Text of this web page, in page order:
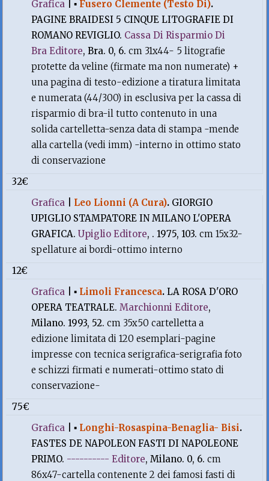
Grafica |▪ Fusero Clemente (Testo Di).
PAGINE BRAIDESI 5 CINQUE LITOGRAFIE DI
ROMANO REVIGLIO. Cassa Di Risparmio Di
Bra Editore, Bra. 0, 6.cm 31x44- 5 litografie
protette da veline (firmate ma non numerate) +
una pagina di testo-edizione a tiratura limitata
e numerata (44/300) in esclusiva per la cassa di
risparmio di bra-il tutto contenuto in una
solida cartelletta-senza data di stampa -mende
alla cartella (vedi imm) -interno in ottimo stato
di conservazione
32€
Grafica
Leo Lionni (A Cura). GIORGIO
UPIGLIO STAMPATORE IN MILANO L'OPERA
GRAFICA.Upiglio Editore, . 1975, 103.cm 15x32-
spellature ai bordi-ottimo interno
12€
Grafica |▪ Limoli Francesca.LA ROSA D'ORO
OPERA TEATRALE.Marchionni Editore,
Milano. 1993, 52.cm 35x50 cartelletta a
edizione limitata di 120 esemplari-pagine
impresse con tecnica serigrafica-serigrafia foto
e schizzi firmati e numerati-ottimo stato di
conservazione-
75€
Grafica |▪ Longhi-Rosaspina-Benaglia- Bisi.
FASTES DE NAPOLEON FASTI DI NAPOLEONE
PRIMO. ---------- Editore, Milano. 0, 6.cm
86x47-cartella contenente 2 dei famosi fasti di